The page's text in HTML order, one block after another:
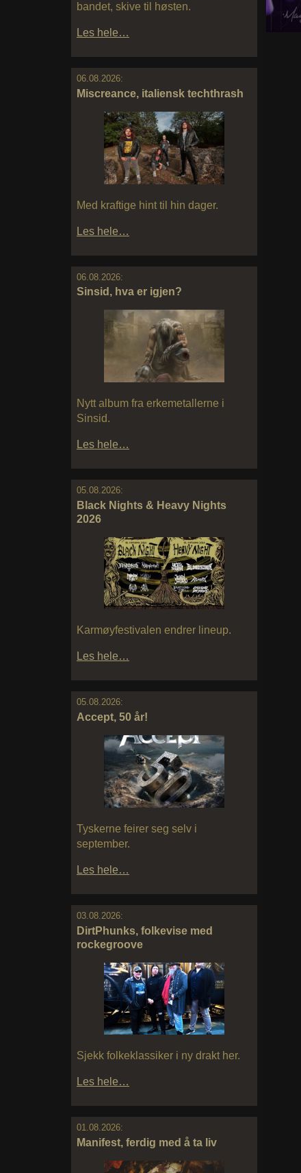
bandet, skive til høsten.
Les hele…
06.08.2026:
Miscreance, italiensk techthrash
Med kraftige hint til hin dager.
Les hele…
06.08.2026:
Sinsid, hva er igjen?
Nytt album fra erkemetallerne i
Sinsid.
Les hele…
05.08.2026:
Black Nights & Heavy Nights
2026
Karmøyfestivalen endrer lineup.
Les hele…
05.08.2026:
Accept, 50 år!
Tyskerne feirer seg selv i
september.
Les hele…
03.08.2026:
DirtPhunks, folkevise med
rockegroove
Sjekk folkeklassiker i ny drakt her.
Les hele…
01.08.2026:
Manifest, ferdig med å ta liv